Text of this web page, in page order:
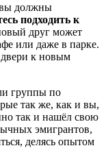
вы должны
подходить к
друг может
или даже в парке.
к новым
группы по
так же, как и вы,
так и нашёл свою
эмигрантов,
делясь опытом